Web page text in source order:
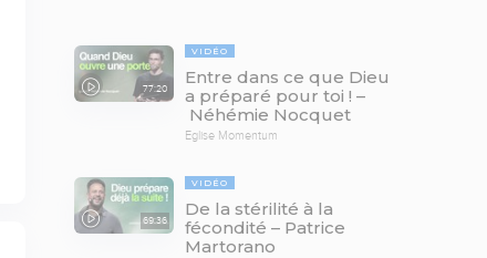
77:20
VIDÉO
Entre dans ce que Dieu
a préparé pour toi ! –
Néhémie Nocquet
Eglise Momentum
69:36
VIDÉO
De la stérilité à la
fécondité – Patrice
Martorano